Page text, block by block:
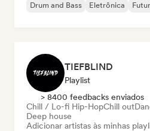
Drum and Bass
Eletrônica
TIEFBLIND
Playlist
> 8400 feedbacks enviados
Chill / Lo-fi Hip-HopChill out
Deep house
Adicionar artistas às minhas